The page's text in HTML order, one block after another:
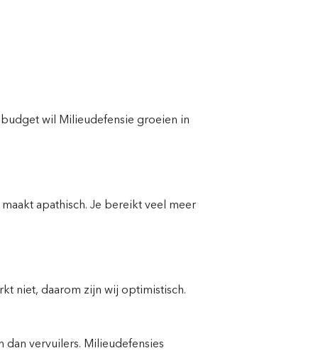
wil Milieudefensie groeien in
apathisch. Je bereikt veel meer
niet, daarom zijn wij optimistisch.
vervuilers. Milieudefensies